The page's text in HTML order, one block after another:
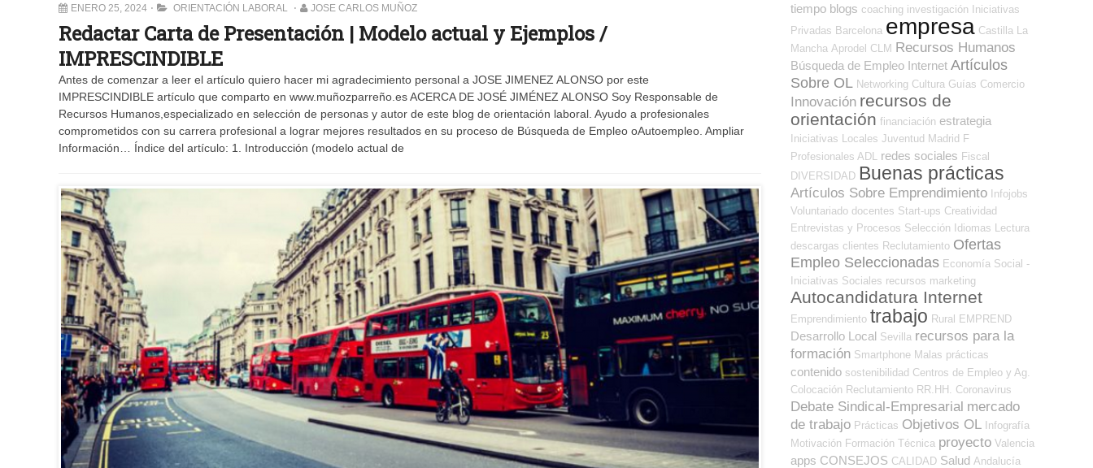
ENERO 25, 2024 ORIENTACIÓN LABORAL JOSE CARLOS MUÑOZ
Redactar Carta de Presentación | Modelo actual y Ejemplos /
IMPRESCINDIBLE
Antes de comenzar a leer el artículo quiero hacer mi agradecimiento personal a JOSE JIMENEZ ALONSO por este
IMPRESCINDIBLE artículo que comparto en www.muñozparreño.es ACERCA DE JOSÉ JIMÉNEZ ALONSO Soy Responsable de
Recursos Humanos,especializado en selección de personas y autor de este blog de orientación laboral. Ayudo a profesionales
comprometidos con su carrera profesional a lograr mejores resultados en su proceso de Búsqueda de Empleo oAutoempleo. Ampliar
Información… Índice del artículo: 1. Introducción (modelo actual de
tiempo blogs coaching investigación
Iniciativas
Privadas Barcelona empresa Castilla La
Mancha Aprodel CLM Recursos Humanos
Búsqueda de Empleo Internet Artículos
Sobre OL Networking Cultura Guías Comercio
Innovación recursos de
orientación financiación estrategia
Iniciativas Locales Juventud Madrid F
Profesionales ADL
redes sociales Fiscal
DIVERSIDAD Buenas prácticas
Artículos Sobre Emprendimiento Infojobs
Voluntariado docentes Start-ups Creatividad
Entrevistas y Procesos Selección
Idiomas
Lectura
descargas clientes Reclutamiento Ofertas
Empleo Seleccionadas Economía Social -
Iniciativas Sociales recursos marketing
Autocandidatura Internet
Emprendimiento trabajo Rural EMPREND
Desarrollo Local Sevilla recursos para la
formación Smartphone Malas prácticas
contenido sostenibilidad Centros de Empleo y Ag.
Colocación Reclutamiento RR.HH. Coronavirus
Debate Sindical-Empresarial mercado
de trabajo Prácticas Objetivos OL Infografía
Motivación Formación Técnica proyecto Valencia
apps CONSEJOS CALIDAD Salud Andalucía